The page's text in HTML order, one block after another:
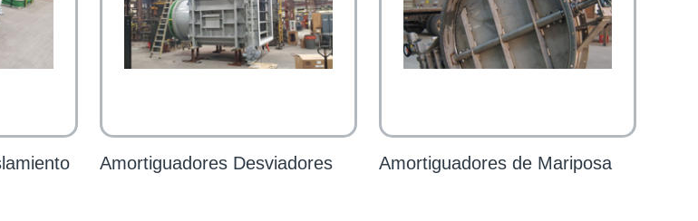
Amortiguadores Desviadores Amortiguadores de Mariposa